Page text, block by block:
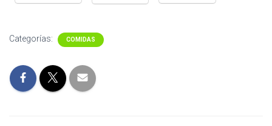
Categorías: COMIDAS